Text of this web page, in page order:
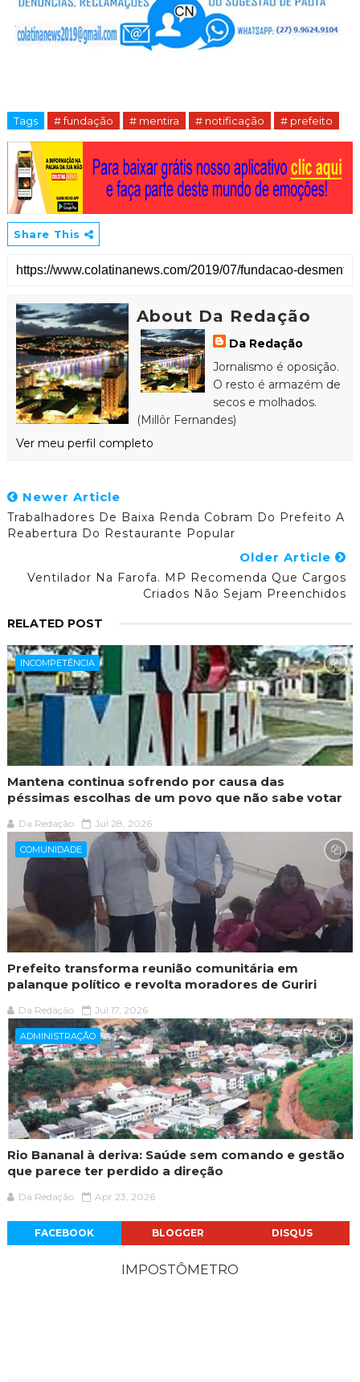
Tags # fundação # mentira # notificação # prefeito
Share This
About Da Redação
Da Redação
Jornalismo é oposição.
O resto é armazém de
secos e molhados.
(Millôr Fernandes)
Ver meu perfil completo
Newer Article
Trabalhadores De Baixa Renda Cobram Do Prefeito A
Reabertura Do Restaurante Popular
Older Article
Ventilador Na Farofa. MP Recomenda Que Cargos
Criados Não Sejam Preenchidos
RELATED POST
INCOMPETÊNCIA
Mantena continua sofrendo por causa das
péssimas escolhas de um povo que não sabe votar
Da Redação Jul 28, 2026
COMUNIDADE
Prefeito transforma reunião comunitária em
palanque político e revolta moradores de Guriri
Da Redação Jul 17, 2026
ADMINISTRAÇÃO
Rio Bananal à deriva: Saúde sem comando e gestão
que parece ter perdido a direção
Da Redação Apr 23, 2026
FACEBOOK BLOGGER DISQUS
IMPOSTÔMETRO